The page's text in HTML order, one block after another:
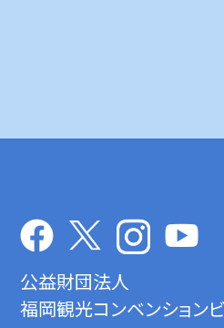
公益財団法人
福岡観光コンベンション